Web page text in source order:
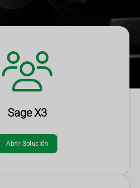
Sage X3
Abrir Solución